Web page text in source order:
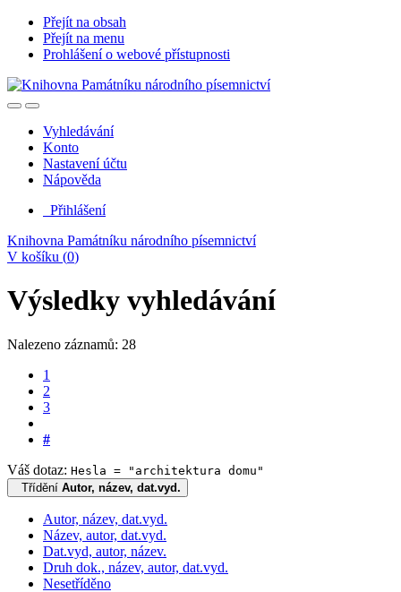
Přejít na obsah
Přejít na menu
Prohlášení o webové přístupnosti
Vyhledávání
Konto
Nastavení účtu
Nápověda
Přihlášení
Knihovna Památníku národního písemnictví
V košíku (0)
Výsledky vyhledávání
Nalezeno záznamů: 28
1
2
3
#
Váš dotaz: Hesla = "architektura domu"
Třídění Autor, název, dat.vyd.
Autor, název, dat.vyd.
Název, autor, dat.vyd.
Dat.vyd, autor, název.
Druh dok., název, autor, dat.vyd.
Nesetříděno